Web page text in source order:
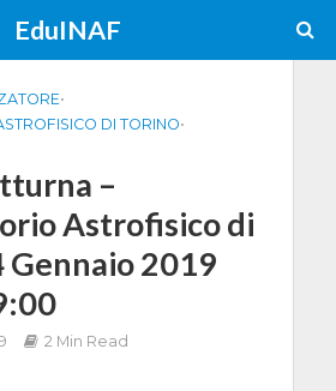
EduINAF
•
DI TORINO•
–
Astrofisico di
Gennaio 2019
2 Min Read